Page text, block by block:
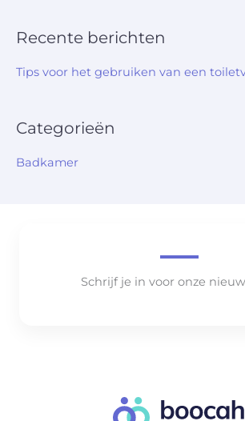
Recente berichten
Tips voor het gebruiken van een
Categorieën
Badkamer
Schrijf je in voor onze